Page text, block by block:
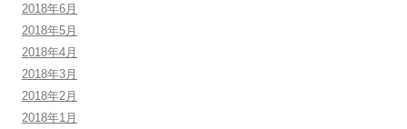
2018年6月
2018年5月
2018年4月
2018年3月
2018年2月
2018年1月